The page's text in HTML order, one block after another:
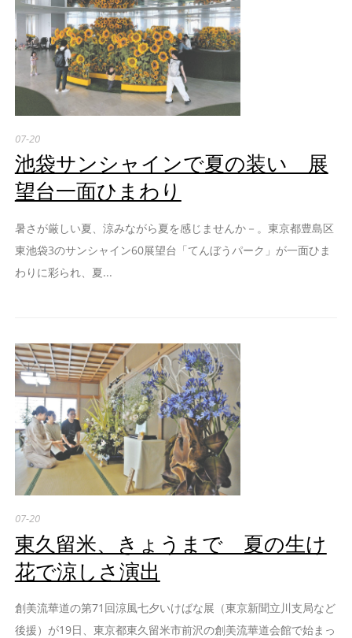
07-20
池袋サンシャインで夏の装い 展
望台一面ひまわり
暑さが厳しい夏、涼みながら夏を感じませんか－。東京都豊島区
東池袋3のサンシャイン60展望台「てんぼうパーク」が一面ひま
わりに彩られ、夏...
07-20
東久留米、きょうまで 夏の生け
花で涼しさ演出
創美流華道の第71回涼風七夕いけばな展（東京新聞立川支局など
後援）が19日、東京都東久留米市前沢の創美流華道会館で始まっ